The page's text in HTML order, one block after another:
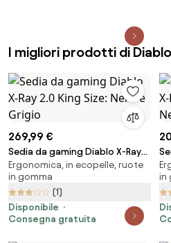
I migliori prodotti di
269,99 €
Sedia da gaming Diablo X-Ray
2.0 King Size: Nero e Grigio
Ergonomica, in ecopelle, ruote
in gomma
(1)
Disponibile
Consegna gratuita
in